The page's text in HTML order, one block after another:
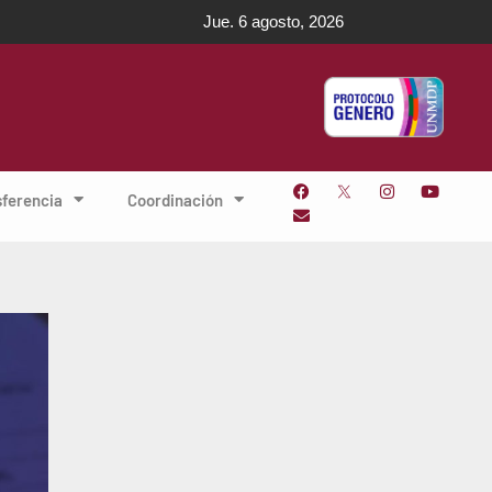
Jue. 6 agosto, 2026
Coordinación